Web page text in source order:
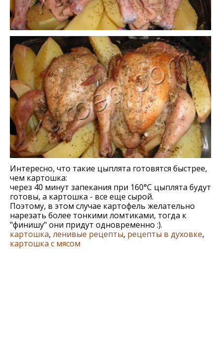
Интересно, что такие цыплята готовятся быстрее,
чем картошка:
через 40 минут запекания при 160°С цыплята будут
готовы, а картошка - все еще сырой.
Поэтому, в этом случае картофель желательно
нарезать более тонкими ломтиками, тогда к
"финишу" они придут одновременно :).
картошка, ленивые рецепты, рецепты в духовке,
картошка с мясом